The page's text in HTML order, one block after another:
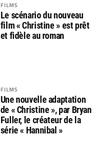
FILMS
Le scénario du nouveau
film « Christine » est prêt
et fidèle au roman
FILMS
Une nouvelle adaptation
de « Christine », par Bryan
Fuller, le créateur de la
série « Hannibal »